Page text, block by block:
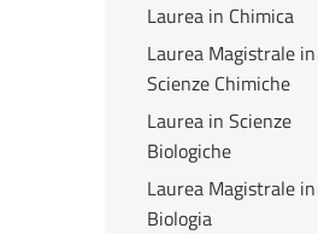
Laurea in Chimica
Laurea Magistrale in
Scienze Chimiche
Laurea in Scienze
Biologiche
Laurea Magistrale in
Biologia